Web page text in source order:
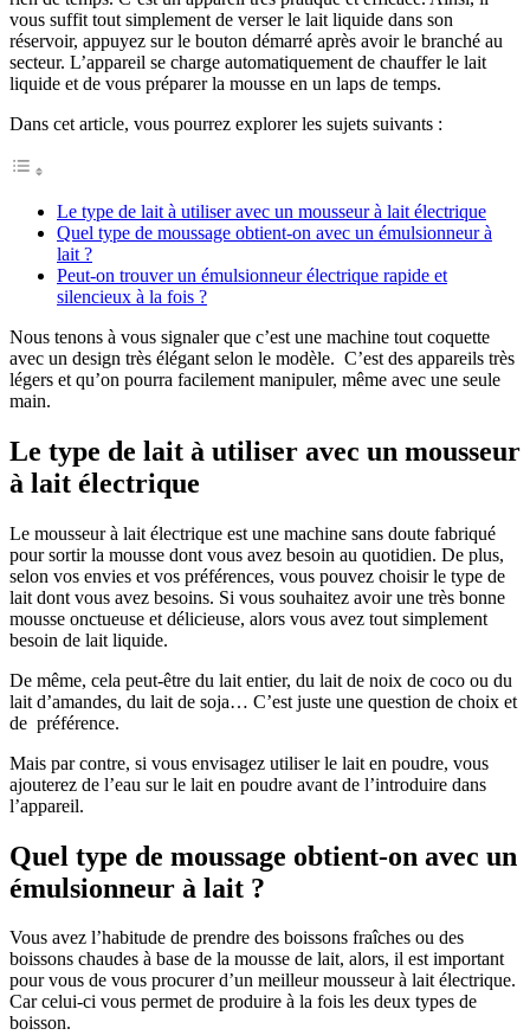
vous suffit tout simplement de verser le lait liquide dans son
réservoir, appuyez sur le bouton démarré après avoir le branché au
secteur. L’appareil se charge automatiquement de chauffer le lait
liquide et de vous préparer la mousse en un laps de temps.
Dans cet article, vous pourrez explorer les sujets suivants :
Le type de lait à utiliser avec un mousseur à lait électrique
Quel type de moussage obtient-on avec un émulsionneur à
lait ?
Peut-on trouver un émulsionneur électrique rapide et
silencieux à la fois ?
Nous tenons à vous signaler que c’est une machine tout coquette
avec un design très élégant selon le modèle. C’est des appareils très
légers et qu’on pourra facilement manipuler, même avec une seule
main.
Le type de lait à utiliser avec un mousseur
à lait électrique
Le mousseur à lait électrique est une machine sans doute fabriqué
pour sortir la mousse dont vous avez besoin au quotidien. De plus,
selon vos envies et vos préférences, vous pouvez choisir le type de
lait dont vous avez besoins. Si vous souhaitez avoir une très bonne
mousse onctueuse et délicieuse, alors vous avez tout simplement
besoin de lait liquide.
De même, cela peut-être du lait entier, du lait de noix de coco ou du
lait d’amandes, du lait de soja… C’est juste une question de choix et
de préférence.
Mais par contre, si vous envisagez utiliser le lait en poudre, vous
ajouterez de l’eau sur le lait en poudre avant de l’introduire dans
l’appareil.
Quel type de moussage obtient-on avec un
émulsionneur à lait ?
Vous avez l’habitude de prendre des boissons fraîches ou des
boissons chaudes à base de la mousse de lait, alors, il est important
pour vous de vous procurer d’un meilleur mousseur à lait électrique.
Car celui-ci vous permet de produire à la fois les deux types de
boisson.